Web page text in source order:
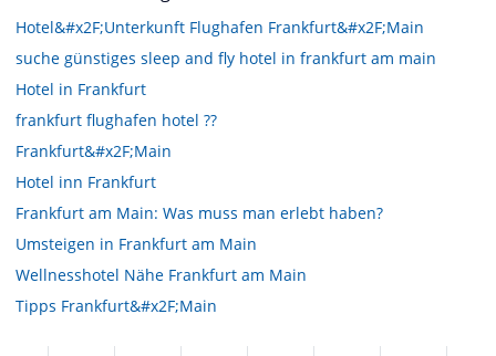
Hotel&#x2F;Unterkunft Flughafen Frankfurt&#x2F;Main
suche günstiges sleep and fly hotel in frankfurt am main
Hotel in Frankfurt
frankfurt flughafen hotel ??
Frankfurt&#x2F;Main
Hotel inn Frankfurt
Frankfurt am Main: Was muss man erlebt haben?
Umsteigen in Frankfurt am Main
Wellnesshotel Nähe Frankfurt am Main
Tipps Frankfurt&#x2F;Main